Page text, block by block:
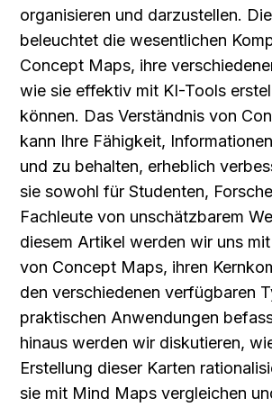
organisieren und darzustellen.
beleuchtet die wesentlichen
Concept Maps, ihre
wie sie effektiv mit KI-Tools
können. Das Verständnis von
kann Ihre Fähigkeit,
und zu behalten, erheblich
sie sowohl für Studenten,
Fachleute von unschätzbarem
diesem Artikel werden wir uns
von Concept Maps, ihren
den verschiedenen verfügbaren
praktischen Anwendungen
hinaus werden wir diskutieren,
Erstellung dieser Karten
sie mit Mind Maps vergleichen